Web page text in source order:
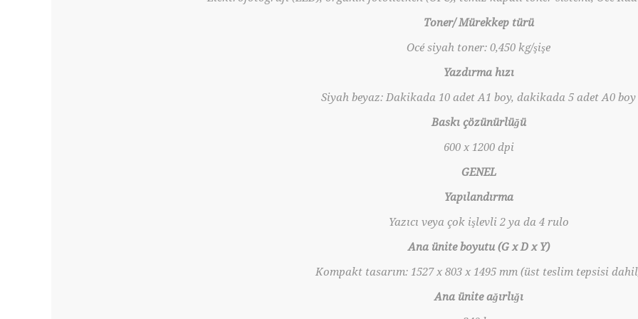
Toner/ Mürekkep türü
Océ siyah toner: 0,450 kg/şişe
Yazdırma hızı
Siyah beyaz: Dakikada 10 adet A1 boy, dakikada 5 adet A0 boy
Baskı çözünürlüğü
600 x 1200 dpi
GENEL
Yapılandırma
Yazıcı veya çok işlevli 2 ya da 4 rulo
Ana ünite boyutu (G x D x Y)
Kompakt tasarım: 1527 x 803 x 1495 mm (üst teslim tepsisi
Ana ünite ağırlığı